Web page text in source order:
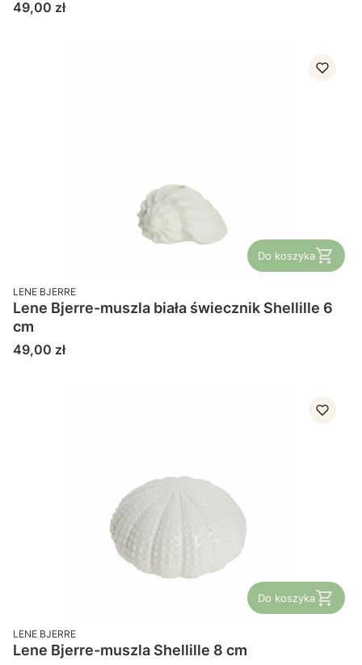
Cena
49,00 zł
Do koszyka
PRODUCENT
LENE BJERRE
Lene Bjerre-muszla biała świecznik Shellille 6
cm
Cena
49,00 zł
Do koszyka
PRODUCENT
LENE BJERRE
Lene Bjerre-muszla Shellille 8 cm